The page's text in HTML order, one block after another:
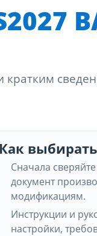
кратким
Как выбирать
Сначала
документ
модификациям.
Инструкции и
настройки,